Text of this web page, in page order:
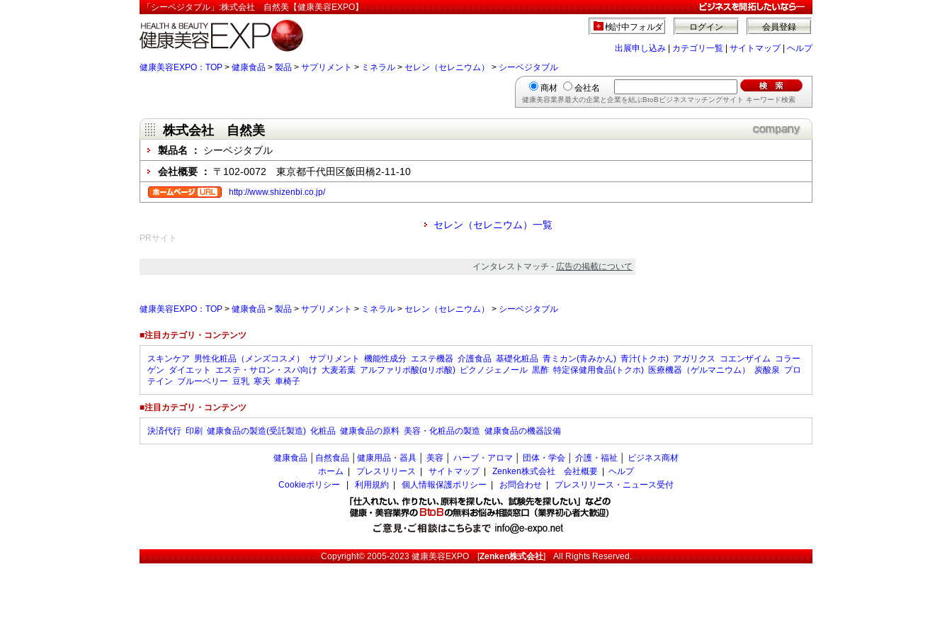
「シーベジタブル」:株式会社 自然美【健康美容EXPO】
会員登録
ログイン
検討中フォルダ
出展申し込み カテゴリ一覧 サイトマップ| ヘルプ
健康美容EXPO：TOP > 健康食品 > 製品 > サプリメント > ミネラル > セレン（セレニウム） > シーベジタブル
商材 会社名
健康美容業界最大の企業と企業を結ぶBtoBビジネスマッチングサイト キーワード検索
株式会社 自然美
製品名 ： シーベジタブル
会社概要 ： 〒102-0072 東京都千代田区飯田橋2-11-10
http://www.shizenbi.co.jp/
セレン（セレニウム）一覧
PRサイト
インタレストマッチ - 広告の掲載について
健康美容EXPO：TOP > 健康食品 > 製品 > サプリメント > ミネラル > セレン（セレニウム） > シーベジタブル
■注目カテゴリ・コンテンツ
スキンケア 男性化粧品（メンズコスメ） サプリメント 機能性成分 エステ機器 介護食品 基礎化粧品 青ミカン(青みかん) 青汁(トクホ) アガリクス コエンザイム コラー
ゲン ダイエット エステ・サロン・スパ向け 大麦若葉 アルファリポ酸(αリポ酸) ピクノジェノール 黒酢 特定保健用食品(トクホ) 医療機器（ゲルマニウム） 炭酸泉 プロ
テイン ブルーベリー 豆乳 寒天 車椅子
■注目カテゴリ・コンテンツ
決済代行 印刷 健康食品の製造(受託製造) 化粧品 健康食品の原料 美容・化粧品の製造 健康食品の機器設備
健康食品 自然食品 健康用品・器具 美容 ハーブ・アロマ 団体・学会 介護・福祉
ビジネス商材
ホーム
プレスリリース サイトマップ| Zenken株式会社 会社概要
ヘルプ
Cookieポリシー
利用規約 個人情報保護ポリシー お問合わせ プレスリリース・ニュース受付
Copyright© 2005-2023健康美容EXPO[Zenken株式会社] All Rights Reserved.